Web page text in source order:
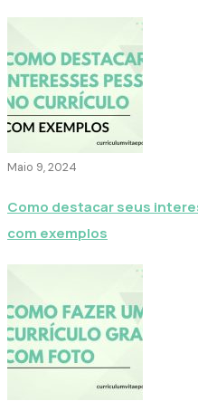
Maio 9, 2024
Como destacar seus
com exemplos